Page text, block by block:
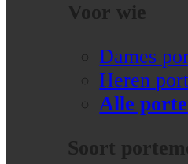
Voor wie
Dames
Heren
Alle
Soort